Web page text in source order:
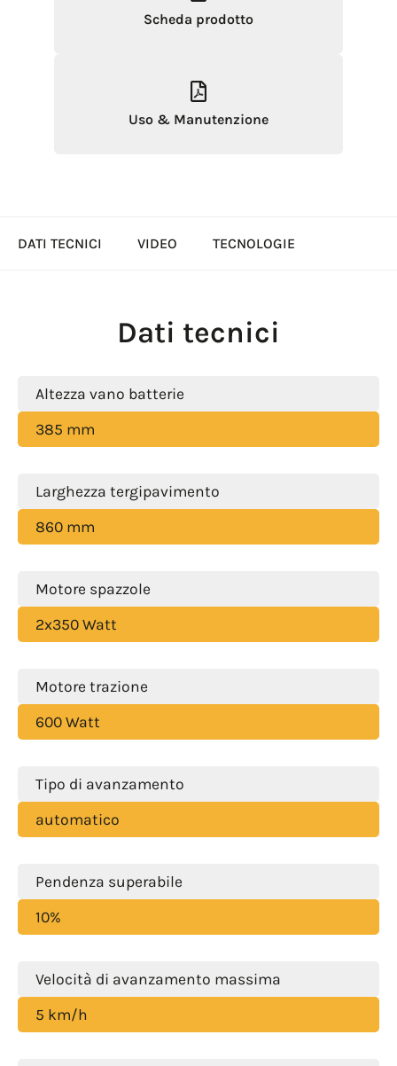
DATI TECNICI VIDEO TECNOLOGIE
Dati tecnici
Altezza vano batterie
385 mm
Larghezza tergipavimento
860 mm
Motore spazzole
2x350 Watt
Motore trazione
600 Watt
Tipo di avanzamento
automatico
Pendenza superabile
10%
Velocità di avanzamento massima
5 km/h
Scheda prodotto
Uso & Manutenzione